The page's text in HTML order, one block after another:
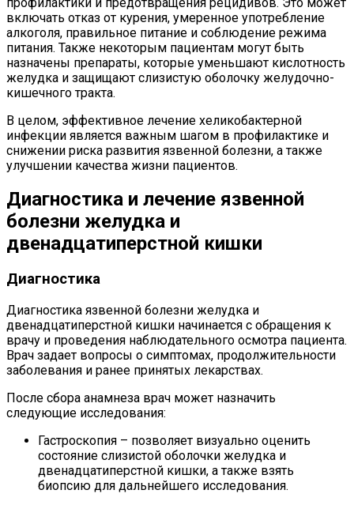
включать отказ от курения, умеренное употребление
алкоголя, правильное питание и соблюдение режима
питания. Также некоторым пациентам могут быть
назначены препараты, которые уменьшают кислотность
желудка и защищают слизистую оболочку желудочно-
кишечного тракта.
В целом, эффективное лечение хеликобактерной
инфекции является важным шагом в профилактике и
снижении риска развития язвенной болезни, а также
улучшении качества жизни пациентов.
Диагностика и лечение язвенной
болезни желудка и
двенадцатиперстной кишки
Диагностика
Диагностика язвенной болезни желудка и
двенадцатиперстной кишки начинается с обращения к
врачу и проведения наблюдательного осмотра пациента.
Врач задает вопросы о симптомах, продолжительности
заболевания и ранее принятых лекарствах.
После сбора анамнеза врач может назначить
следующие исследования:
Гастроскопия – позволяет визуально оценить
состояние слизистой оболочки желудка и
двенадцатиперстной кишки, а также взять
биопсию для дальнейшего исследования.